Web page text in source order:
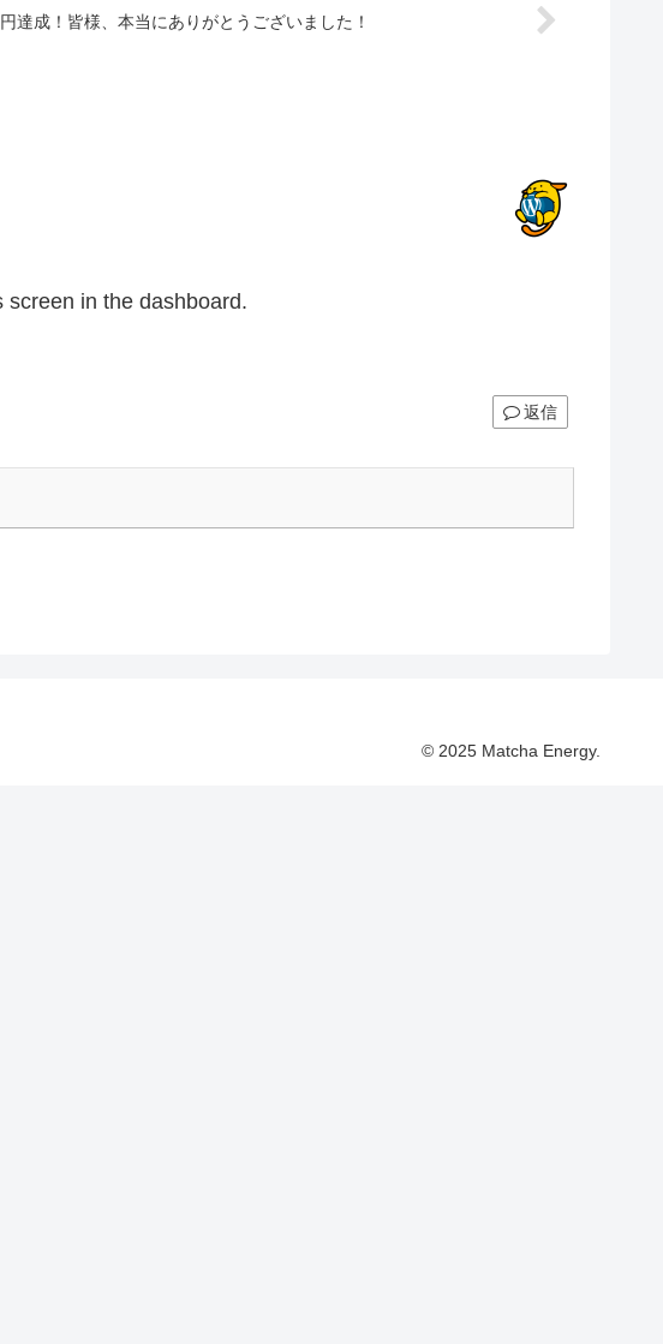
達成！皆様、本当にありがとうございました！
in the dashboard.
返信
© 2025 Matcha Energy.